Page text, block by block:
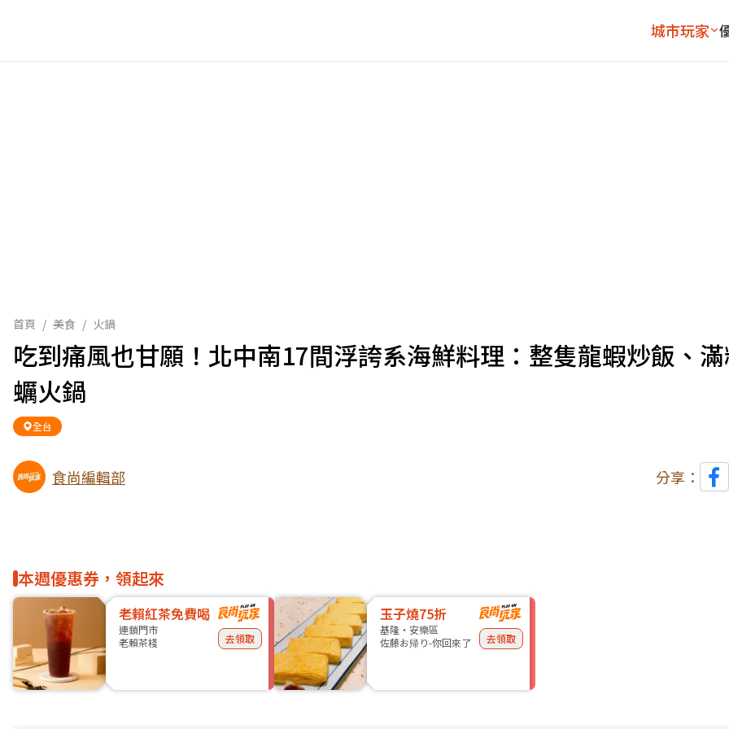
城市玩家
首頁 / 美食 / 火鍋
吃到痛風也甘願！北中南17間浮誇系海鮮料理：整隻龍蝦炒飯、
蠣火鍋
全台
食尚編輯部 分享：
本週優惠券，領起來
老賴紅茶免費喝
連鎖門市
老賴茶棧
去領取
玉子燒75折
基隆・安樂區
佐藤お帰り-你回來了
去領取